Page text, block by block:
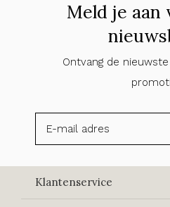
Meld je aan
Ontvang de
Klantenservice